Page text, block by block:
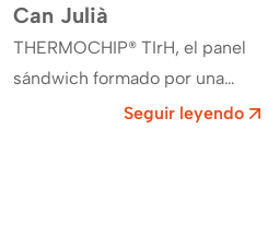
Can Julià
THERMOCHIP® TIrH, el panel
sándwich formado por una
tabla de madera de iroko,
Seguir leyendo